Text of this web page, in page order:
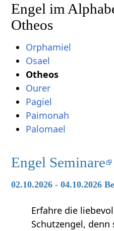
Engel im
Otheos
Orphamiel
Osael
Otheos
Ourer
Pagiel
Paimonah
Palomael
Engel Seminare
02.10.2026 - 04.10.2026
Erfahre die
Schutzengel,